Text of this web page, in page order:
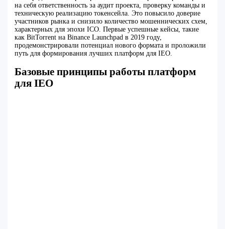
на себя ответственность за аудит проекта, проверку команды и
техническую реализацию токенсейла. Это повысило доверие
участников рынка и снизило количество мошеннических схем,
характерных для эпохи ICO. Первые успешные кейсы, такие
как BitTorrent на Binance Launchpad в 2019 году,
продемонстрировали потенциал нового формата и проложили
путь для формирования лучших платформ для IEO.
Базовые принципы работы платформ
для IEO